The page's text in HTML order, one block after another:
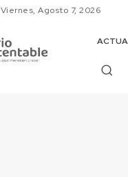
Viernes, Agosto 7, 2026